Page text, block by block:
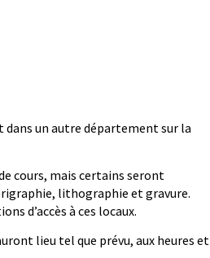
un autre département sur la
cours, mais certains seront
lithographie et gravure.
d’accès à ces locaux.
lieu tel que prévu, aux heures et